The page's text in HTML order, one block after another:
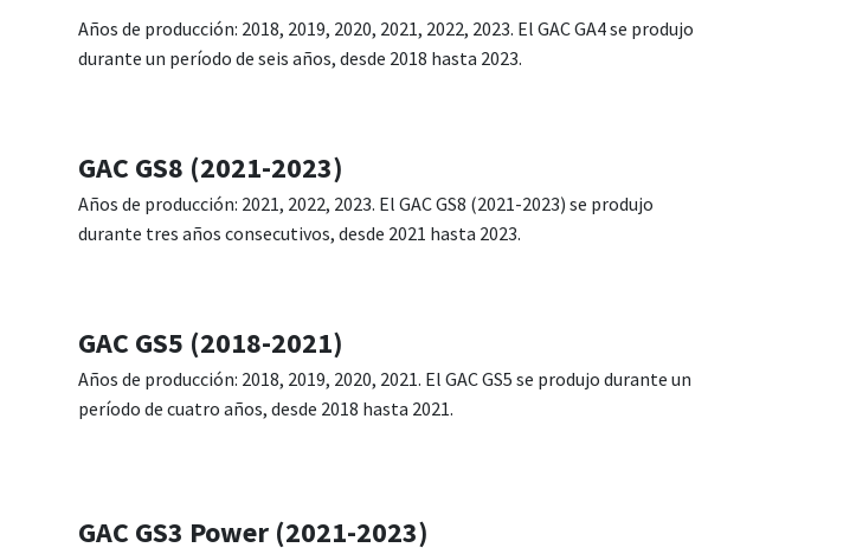
Años de producción: 2018, 2019, 2020, 2021, 2022, 2023. El GAC GA4 se produjo
durante un período de seis años, desde 2018 hasta 2023.
GAC GS8 (2021-2023)
Años de producción: 2021, 2022, 2023. El GAC GS8 (2021-2023) se produjo
durante tres años consecutivos, desde 2021 hasta 2023.
GAC GS5 (2018-2021)
Años de producción: 2018, 2019, 2020, 2021. El GAC GS5 se produjo durante un
período de cuatro años, desde 2018 hasta 2021.
GAC GS3 Power (2021-2023)